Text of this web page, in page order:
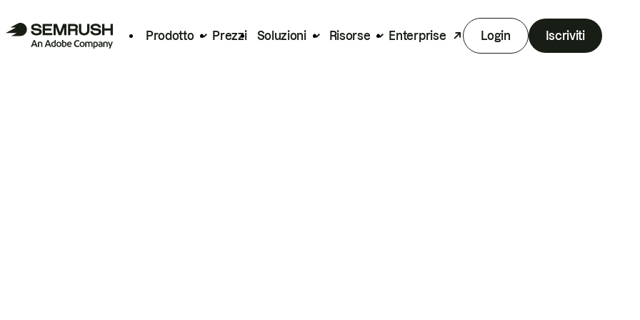
Prodotto Prezzi Soluzioni Risorse Enterprise Login Iscriviti